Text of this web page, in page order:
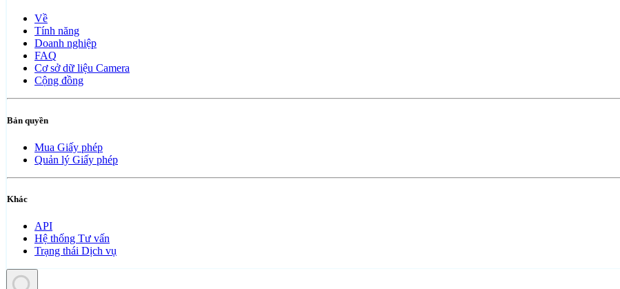
Về
Tính năng
Doanh nghiệp
FAQ
Cơ sở dữ liệu Camera
Cộng đồng
Bản quyền
Mua Giấy phép
Quản lý Giấy phép
Khác
API
Hệ thống Tư vấn
Trạng thái Dịch vụ